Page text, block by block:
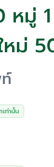
หมู่
หม่
ท่านั้น